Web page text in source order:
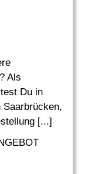
Als
Du in
[...]